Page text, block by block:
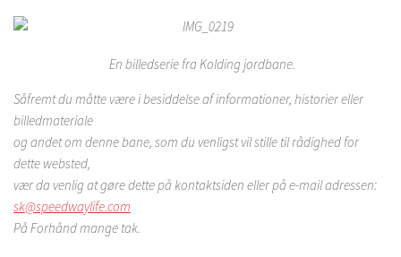
En billedserie fra Kolding jordbane.
Såfremt du måtte være i besiddelse af informationer, historier eller
billedmateriale
og andet om denne bane, som du venligst vil stille til rådighed for
dette websted,
vær da venlig at gøre dette på kontaktsiden eller på e-mail adressen:
sk@speedwaylife.com
På Forhånd mange tak.